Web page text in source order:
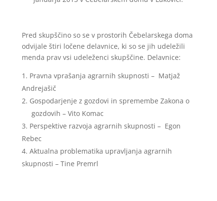
Pred skupščino so se v prostorih Čebelarskega doma
odvijale štiri ločene delavnice, ki so se jih udeležili
menda prav vsi udeleženci skupščine. Delavnice:
Pravna vprašanja agrarnih skupnosti – Matjaž
Andrejašič
Gospodarjenje z gozdovi in spremembe Zakona o
gozdovih – Vito Komac
Perspektive razvoja agrarnih skupnosti – Egon
Rebec
Aktualna problematika upravljanja agrarnih
skupnosti – Tine Premrl